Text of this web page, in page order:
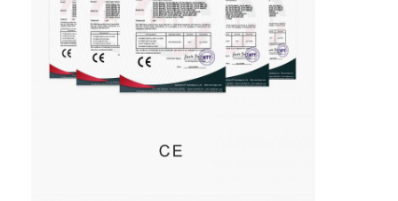
vezel optische vlecht
vezel optische adapter
vezel optische demper